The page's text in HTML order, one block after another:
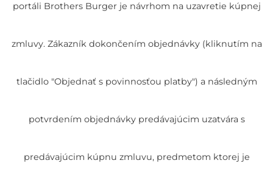
portáli Brothers Burger je návrhom na uzavretie kúpnej
zmluvy. Zákazník dokončením objednávky (kliknutím na
tlačidlo "Objednať s povinnosťou platby") a následným
potvrdením objednávky predávajúcim uzatvára s
predávajúcim kúpnu zmluvu, predmetom ktorej je